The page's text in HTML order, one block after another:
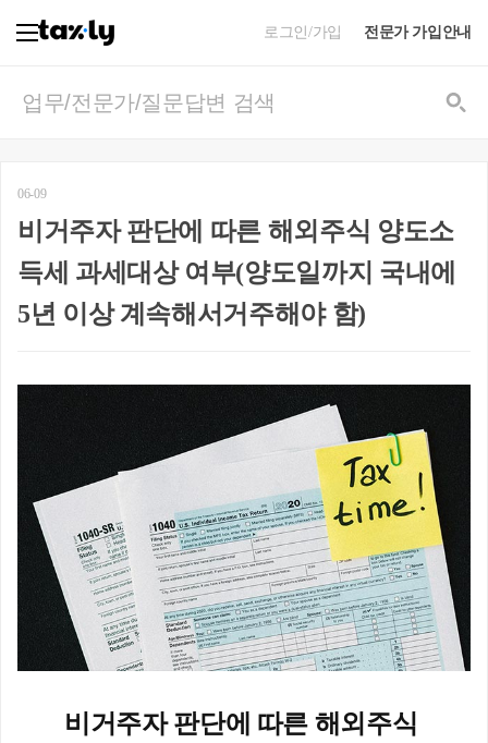
로그인/가입 전문가 가입안내
06-09
비거주자 판단에 따른 해외주식 양도소
득세 과세대상 여부(양도일까지 국내에
5년 이상 계속해서거주해야 함)
비거주자 판단에 따른 해외주식